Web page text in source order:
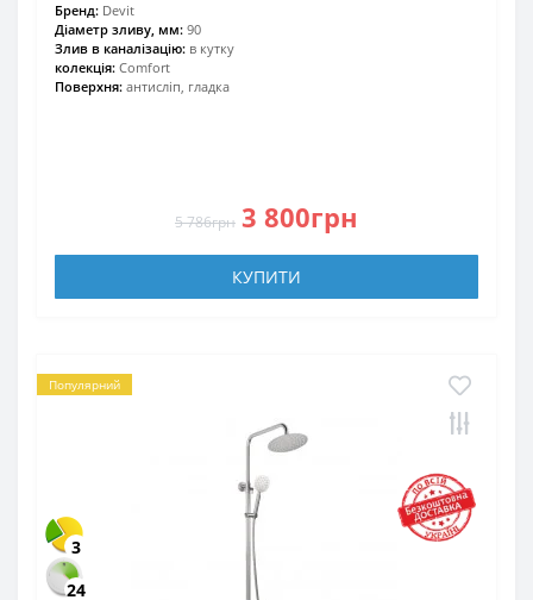
Бренд: Devit
Діаметр зливу, мм: 90
Злив в каналізацію: в кутку
колекція: Comfort
Поверхня: антисліп, гладка
5 786грн 3 800грн
КУПИТИ
Популярний
3
24